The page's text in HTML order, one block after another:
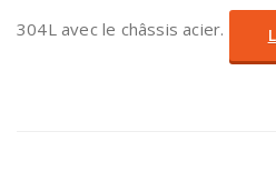
304L avec le châssis acier.